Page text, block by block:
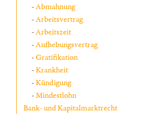
Abmahnung
Arbeitsvertrag
Arbeitszeit
Aufhebungsvertrag
Gratifikation
Krankheit
Kündigung
Mindestlohn
Bank- und Kapitalmarktrecht